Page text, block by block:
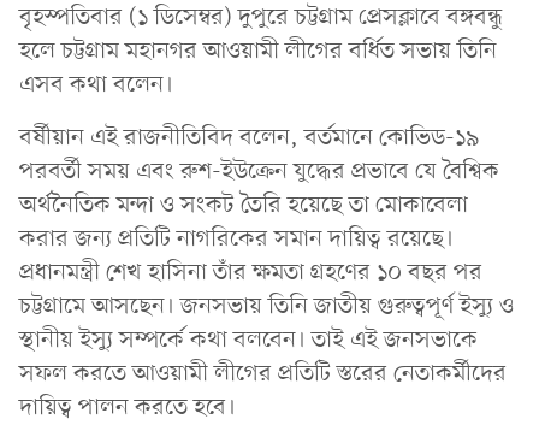
বৃহস্পতিবার (১ ডিসেম্বর) দুপুরে চট্টগ্রাম প্রেসক্লাবে বঙ্গবন্ধু
হলে চট্টগ্রাম মহানগর আওয়ামী লীগের বর্ধিত সভায় তিনি
এসব কথা বলেন।
বর্ষীয়ান এই রাজনীতিবিদ বলেন, বর্তমানে কোভিড-১৯
পরবর্তী সময় এবং রুশ-ইউক্রেন যুদ্ধের প্রভাবে যে বৈশ্বিক
অর্থনৈতিক মন্দা ও সংকট তৈরি হয়েছে তা মোকাবেলা
করার জন্য প্রতিটি নাগরিকের সমান দায়িত্ব রয়েছে।
প্রধানমন্ত্রী শেখ হাসিনা তাঁর ক্ষমতা গ্রহণের ১০ বছর পর
চট্টগ্রামে আসছেন। জনসভায় তিনি জাতীয় গুরুত্বপূর্ণ ইস্যু ও
স্থানীয় ইস্যু সম্পর্কে কথা বলবেন। তাই এই জনসভাকে
সফল করতে আওয়ামী লীগের প্রতিটি স্তরের নেতাকর্মীদের
দায়িত্ব পালন করতে হবে।